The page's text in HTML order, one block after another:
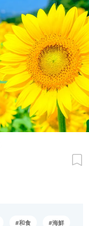
和食 海鮮